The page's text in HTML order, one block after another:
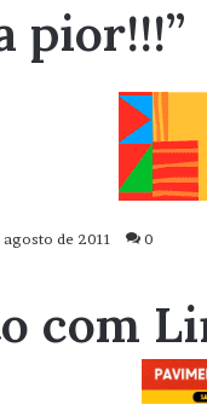
pior!!!”
agosto de 2011 0
com